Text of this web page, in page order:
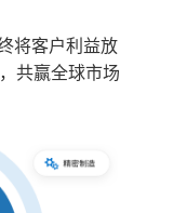
将客户利益放
共赢全球市场